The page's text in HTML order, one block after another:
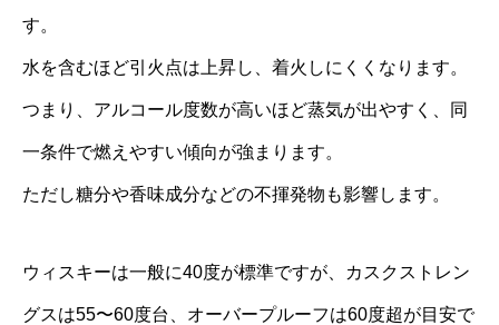
す。
水を含むほど引火点は上昇し、着火しにくくなります。
つまり、アルコール度数が高いほど蒸気が出やすく、同
一条件で燃えやすい傾向が強まります。
ただし糖分や香味成分などの不揮発物も影響します。
ウィスキーは一般に40度が標準ですが、カスクストレン
グスは55〜60度台、オーバープルーフは60度超が目安で